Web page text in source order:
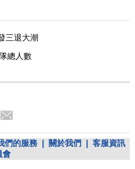
三退大潮
總人數
們的服務 關於我們
客服資訊
會